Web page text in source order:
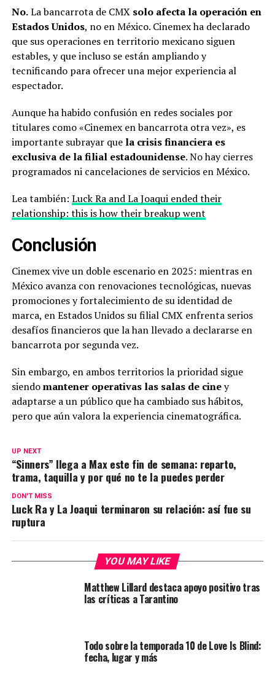
No.La bancarrota de CMX solo afecta la operación en
Estados Unidos, no en México. Cinemex ha declarado
que sus operaciones en territorio mexicano siguen
estables, y que incluso se están ampliando y
tecnificando para ofrecer una mejor experiencia al
espectador.
Aunque ha habido confusión en redes sociales por
titulares como «Cinemex en bancarrota otra vez», es
importante subrayar que la crisis financiera es
exclusiva de la filial estadounidense. No hay cierres
programados ni cancelaciones de servicios en México.
Lea también: Luck Ra and La Joaqui ended their
relationship: this is how their breakup went
Conclusión
Cinemex vive un doble escenario en 2025: mientras en
México avanza con renovaciones tecnológicas, nuevas
promociones y fortalecimiento de su identidad de
marca, en Estados Unidos su filial CMX enfrenta serios
desafíos financieros que la han llevado a declararse en
bancarrota por segunda vez.
Sin embargo, en ambos territorios la prioridad sigue
siendomantener operativas las salas de ciney
adaptarse a un público que ha cambiado sus hábitos,
pero que aún valora la experiencia cinematográfica.
UP NEXT
“Sinners” llega a Max este fin de semana: reparto,
trama, taquilla y por qué no te la puedes perder
DON'T MISS
Luck Ra y La Joaqui terminaron su relación: así fue su
ruptura
YOU MAY LIKE
Matthew Lillard destaca apoyo positivo tras
las críticas a Tarantino
Todo sobre la temporada 10 de Love Is Blind:
fecha, lugar y más